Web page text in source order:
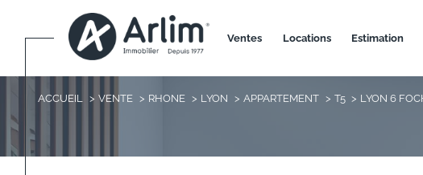
ventes locations estimation
ACCUEIL VENTE RHONE LYON APPARTEMENT T5 LYON 6